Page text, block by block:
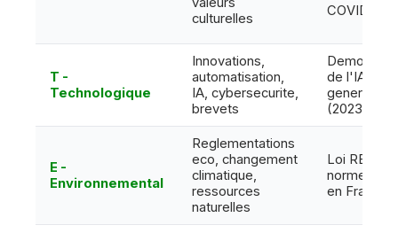
culturelles
COVID
T -
Technologique
Innovations,
automatisation,
IA, cybersecurite,
brevets
de l'IA
generative
(2023-
E -
Environnemental
Reglementations
eco, changement
climatique,
ressources
naturelles
Loi
normes
en France